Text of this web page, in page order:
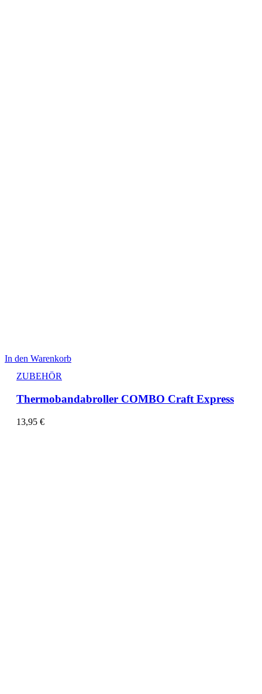
In den Warenkorb
ZUBEHÖR
Thermobandabroller COMBO Craft Express
13,95 €